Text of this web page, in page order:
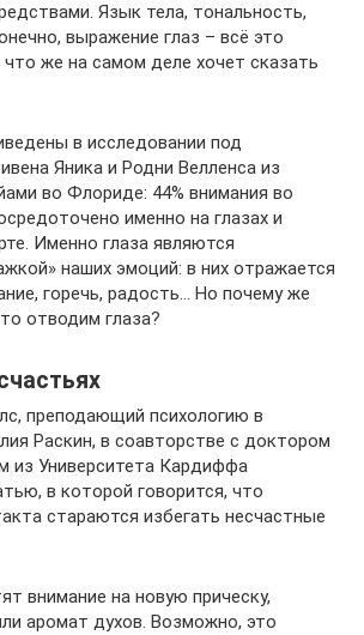
Язык тела, тональность,
выражение глаз – всё это
же на самом деле хочет сказать
в исследовании под
Яника и Родни Велленса из
во Флориде: 44% внимания во
именно на глазах и
Именно глаза являются
наших эмоций: в них отражается
горечь, радость… Но почему же
отводим глаза?
преподающий психологию в
Раскин, в соавторстве с доктором
из Университета Кардиффа
в которой говорится, что
стараются избегать несчастные
внимание на новую прическу,
аромат духов. Возможно, это